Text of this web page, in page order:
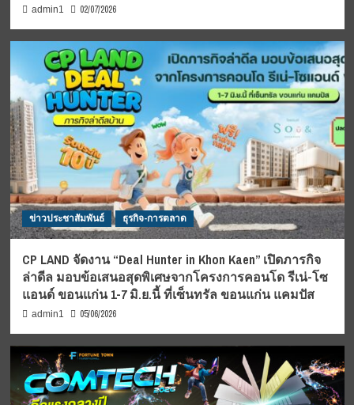
admin1 02/07/2026
ข่าวประชาสัมพันธ์ ธุรกิจ-การตลาด
CP LAND จัดงาน “Deal Hunter in Khon Kaen” เปิดภารกิจ
ล่าดีล มอบข้อเสนอสุดพิเศษจากโครงการคอนโด รีเน่-โซ
แอนด์ ขอนแก่น 1-7 มิ.ย.นี้ ที่เซ็นทรัล ขอนแก่น แคมปัส
admin1 05/06/2026